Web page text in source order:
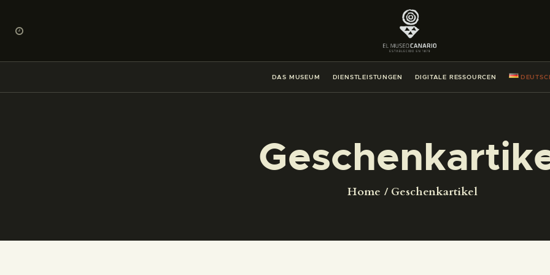
DAS MUSEUM DIENSTLEISTUNGEN DIGITALE RESSOURCEN
Home Geschenkartikel
DIENSTLEISTUNGEN
DIGITALE RESSOURCEN
DAS MUSEUM